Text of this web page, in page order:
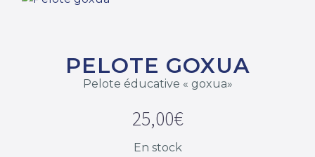
PELOTE GOXUA
Pelote éducative « goxua»
25,00€
En stock